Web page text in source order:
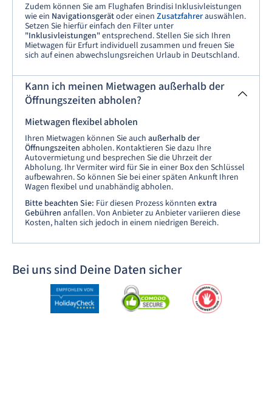
Zudem können Sie am Flughafen Brindisi Inklusivleistungen
wie ein Navigationsgerätoder einen Zusatzfahrerauswählen.
Setzen Sie hierfür einfach den Filter unter
"Inklusivleistungen"entsprechend. Stellen Sie sich Ihren
Mietwagen für Erfurt individuell zusammen und freuen Sie
sich auf einen abwechslungsreichen Urlaub in Deutschland.
Kann ich meinen Mietwagen außerhalb der
Öffnungszeiten abholen?
Mietwagen flexibel abholen
Ihren Mietwagen können Sie auch außerhalb der
Öffnungszeiten abholen. Kontaktieren Sie dazu Ihre
Autovermietung und besprechen Sie die Uhrzeit der
Abholung. Ihr Vermiter wird für Sie in einer Box den Schlüssel
aufbewahren. So können Sie bei einer späten Ankunft Ihren
Wagen flexibel und unabhändig abholen.
Bitte beachten Sie: Für diesen Prozess könnten extra
Gebühren anfallen. Von Anbieter zu Anbieter variieren diese
Kosten, halten sich jedoch in einem niedrigen Bereich.
Bei uns sind Deine Daten sicher